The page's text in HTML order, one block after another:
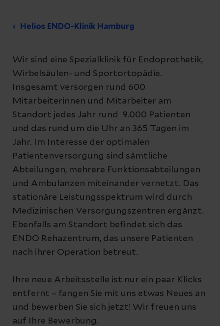
Helios ENDO-Klinik Hamburg
Wir sind eine Spezialklinik für Endoprothetik,
Wirbelsäulen- und Sportortopädie.
Insgesamt versorgen rund 600
Mitarbeiterinnen und Mitarbeiter am
Standort jedes Jahr rund 9.000 Patienten
und das rund um die Uhr an 365 Tagen im
Jahr. Im Interesse der optimalen
Patientenversorgung sind sämtliche
Abteilungen, mehrere Funktionsabteilungen
und Ambulanzen miteinander vernetzt. Das
stationäre Leistungsspektrum wird durch
Medizinischen Versorgungszentren ergänzt.
Ebenfalls am Standort befindet sich das
ENDO Rehazentrum, das unsere Patienten
nach ihrer Operation betreut.
Ihre neue Arbeitsstelle ist nur ein paar Klicks
entfernt – fangen Sie mit uns etwas Neues an
und bewerben Sie sich jetzt! Wir freuen uns
auf Ihre Bewerbung.